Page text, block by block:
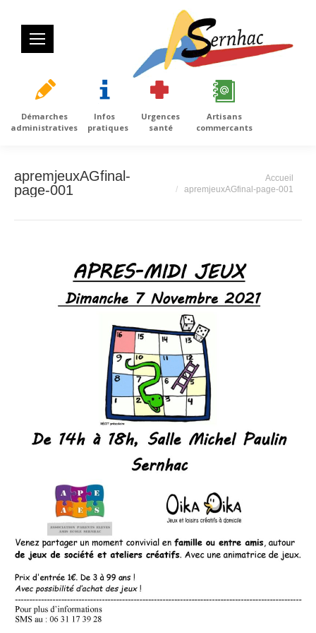
Démarches
administratives
Infos
pratiques
Urgences
santé
Artisans
commercants
apremjeuxAGfinal-
page-001
Accueil
apremjeuxAGfinal-page-001